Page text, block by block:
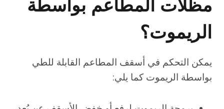
مظلات المطاعم بواسطة
الريموت؟
يمكن التحكم في أسقف المطاعم القابلة للطي
بواسطة الريموت كما يلي: